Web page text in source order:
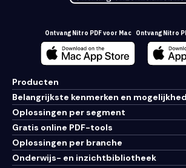
Ontvang Nitro PDF voor Mac Ontvang Nitro
Producten
Belangrijkste kenmerken en
Oplossingen per segment
Gratis online PDF-tools
Oplossingen per branche
Onderwijs- en inzichtbibliotheek